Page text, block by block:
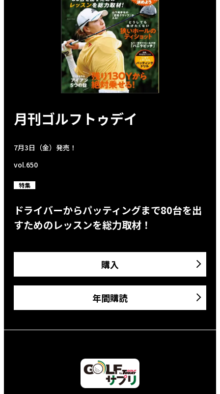
月刊ゴルフトゥデイ
7月3日（金）発売！
vol.650
特集
ドライバーからパッティングまで80台を出
すためのレッスンを総力取材！
購入
年間購読